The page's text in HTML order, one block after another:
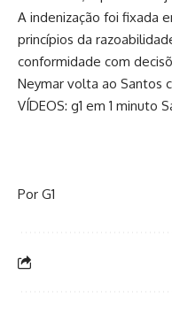
A indenização foi fixada
princípios da
conformidade com
Neymar volta ao Santos
VÍDEOS: g1 em 1 minuto
Por G1